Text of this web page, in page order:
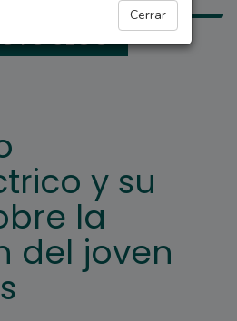
Cerrar
SECO
y su
la
del joven